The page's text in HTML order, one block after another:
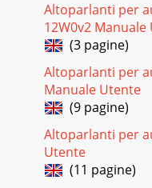
Altoparlanti per
12W0v2
(3 pagine)
Altoparlanti per
Manuale Utente
(9 pagine)
Altoparlanti per
Utente
(11 pagine)